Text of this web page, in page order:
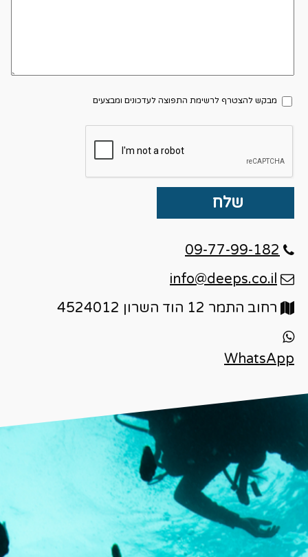
מבקש להצטרף לרשימת התפוצה לעדכונים ומבצעים
09-77-99-182
info@deeps.co.il
רחוב התמר 12 הוד השרון 4524012
WhatsApp